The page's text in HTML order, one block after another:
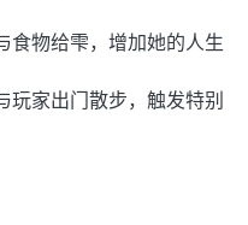
食物给雫，增加她的人生
玩家出门散步，触发特别